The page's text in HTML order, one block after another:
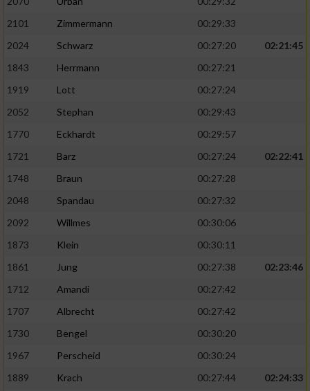
2101
Zimmermann
00:29:33
2024
Schwarz 00:27:20
02:21:45
1843
Herrmann
00:27:21
1919
Lott
00:27:24
2052
Stephan
00:29:43
1770
Eckhardt
00:29:57
1721
Barz 00:27:24
02:22:41
1748
Braun
00:27:28
2048
Spandau
00:27:32
2092
Willmes
00:30:06
1873
Klein
00:30:11
1861
Jung 00:27:38
02:23:46
1712
Amandi
00:27:42
1707
Albrecht
00:27:42
1730
Bengel
00:30:20
1967
Perscheid
00:30:24
1889
Krach 00:27:44
02:24:33